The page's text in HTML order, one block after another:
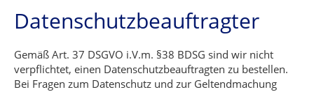
Datenschutzbeauftragter
Gemäß Art. 37 DSGVO i.V.m. §38 BDSG sind wir nicht
verpflichtet, einen Datenschutzbeauftragten zu bestellen.
Bei Fragen zum Datenschutz und zur Geltendmachung